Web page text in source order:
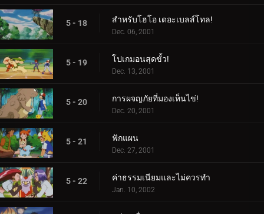
5 - 18 สำหรับโฮโอ เดอะเบลส์โทล!
Dec. 06, 2001
5 - 19 โปเกมอนสุดขั้ว!
Dec. 13, 2001
5 - 20 การผจญภัยที่มองเห็นไข่!
Dec. 20, 2001
5 - 21 ฟักแผน
Dec. 27, 2001
5 - 22 ค่าธรรมเนียมและไม่ควรทำ
Jan. 10, 2002